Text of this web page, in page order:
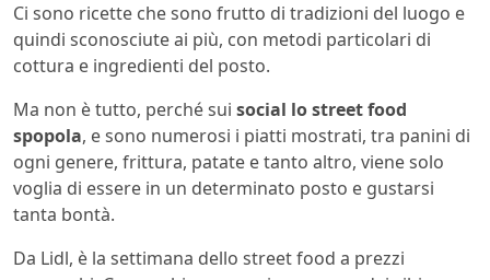
Ci sono ricette che sono frutto di tradizioni del luogo e
quindi sconosciute ai più, con metodi particolari di
cottura e ingredienti del posto.
Ma non è tutto, perché sui social lo street food
spopola, e sono numerosi i piatti mostrati, tra panini di
ogni genere, frittura, patate e tanto altro, viene solo
voglia di essere in un determinato posto e gustarsi
tanta bontà.
Da Lidl, è la settimana dello street food a prezzi